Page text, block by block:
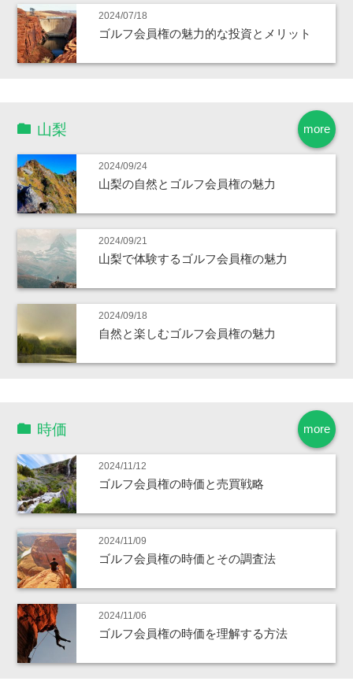
2024/07/18
ゴルフ会員権の魅力的な投資とメリット
more
山梨
2024/09/24
山梨の自然とゴルフ会員権の魅力
2024/09/21
山梨で体験するゴルフ会員権の魅力
2024/09/18
自然と楽しむゴルフ会員権の魅力
more
時価
2024/11/12
ゴルフ会員権の時価と売買戦略
2024/11/09
ゴルフ会員権の時価とその調査法
2024/11/06
ゴルフ会員権の時価を理解する方法